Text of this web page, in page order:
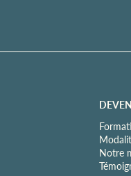
Notre